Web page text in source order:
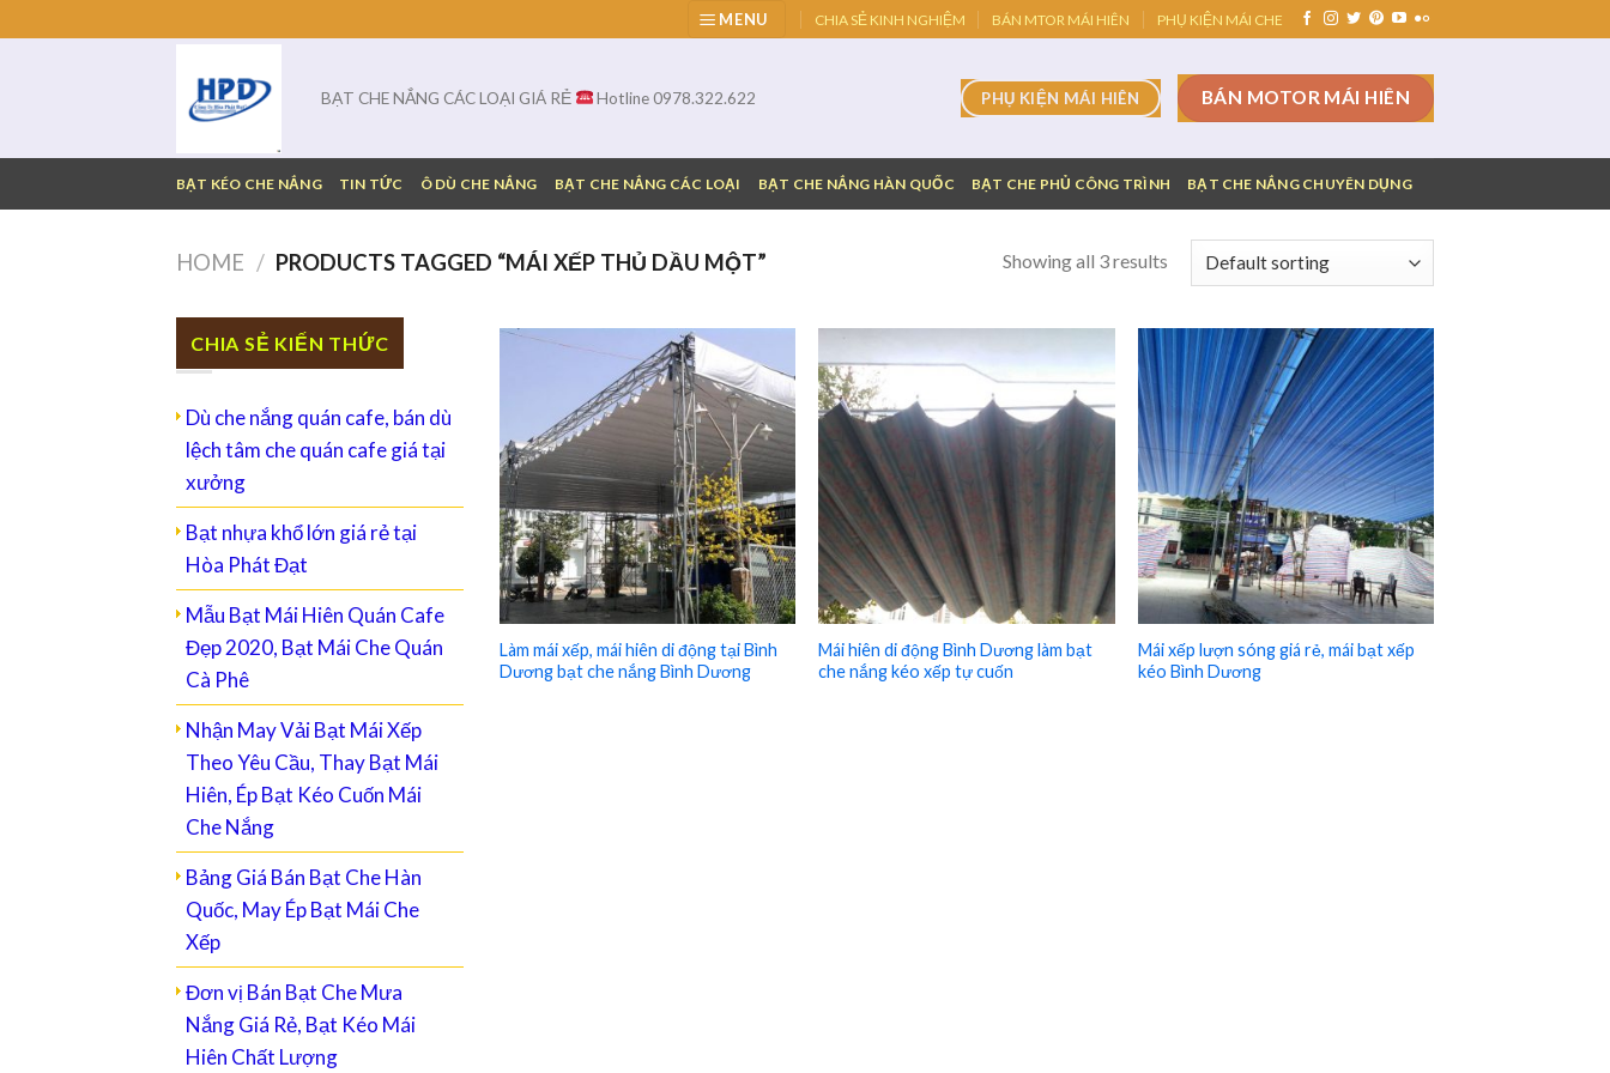
to
MENU CHIA SẺ KINH NGHIỆM BÁN MTOR MÁI HIÊN PHỤ KIỆN MÁI CHE
BẠT CHE NẮNG CÁC LOẠI GIÁ RẺ Hotline 0978.322.622 PHỤ KIỆN MÁI HIÊN BÁN MOTOR MÁI HIÊN
BẠT KÉO CHE NẮNG TIN TỨC Ô DÙ CHE NẮNG BẠT CHE NẮNG CÁC LOẠI BẠT CHE NẮNG HÀN QUỐC BẠT CHE PHỦ CÔNG TRÌNH BẠT CHE NẮNG CHUYÊN DỤNG
HOME / PRODUCTS TAGGED “MÁI XẾP THỦ DẦU MỘT” Showing all 3 results
CHIA SẺ KIẾN THỨC
Dù che nắng quán cafe, bán dù
lệch tâm che quán cafe giá tại
xưởng
Bạt nhựa khổ lớn giá rẻ tại
Hòa Phát Đạt
Mẫu Bạt Mái Hiên Quán Cafe
Đẹp 2020, Bạt Mái Che Quán
Cà Phê
Nhận May Vải Bạt Mái Xếp
Theo Yêu Cầu, Thay Bạt Mái
Hiên, Ép Bạt Kéo Cuốn Mái
Che Nắng
Bảng Giá Bán Bạt Che Hàn
Quốc, May Ép Bạt Mái Che
Xếp
Đơn vị Bán Bạt Che Mưa
Nắng Giá Rẻ, Bạt Kéo Mái
Hiên Chất Lượng
Làm mái xếp, mái hiên di động tại Bình
Dương bạt che nắng Bình Dương
Mái hiên di động Bình Dương làm bạt
che nắng kéo xếp tự cuốn
Mái xếp lượn sóng giá rẻ, mái bạt xếp
kéo Bình Dương